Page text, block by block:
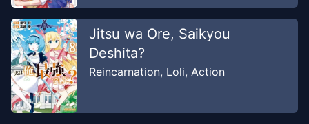
Jitsu wa Ore, Saikyou
Deshita?
Reincarnation, Loli, Action